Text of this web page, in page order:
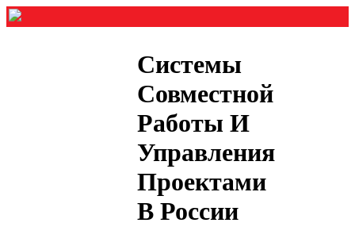
Системы
Совместной
Работы И
Управления
Проектами
В России